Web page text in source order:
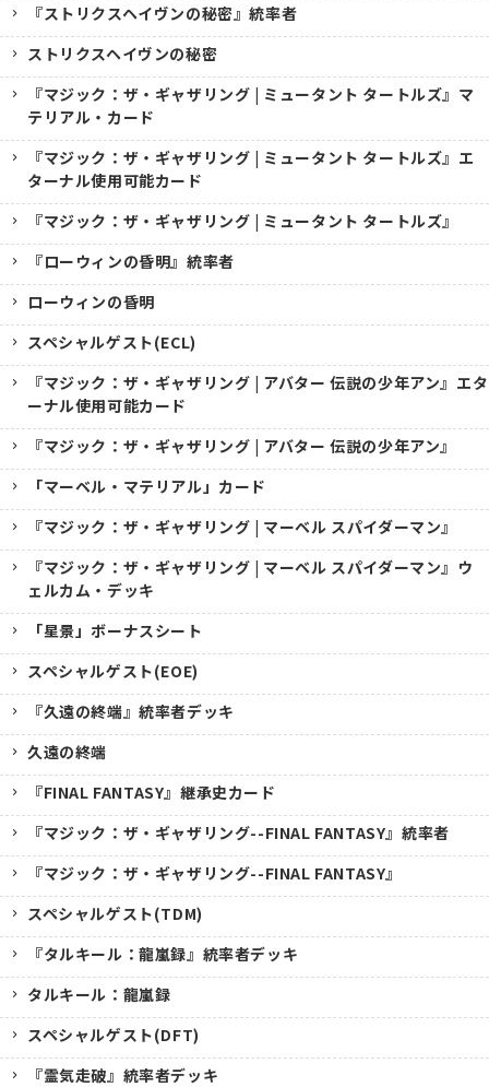
『ストリクスヘイヴンの秘密』統率者
ストリクスヘイヴンの秘密
『マジック：ザ・ギャザリング | ミュータント タートルズ』マ
テリアル・カード
『マジック：ザ・ギャザリング | ミュータント タートルズ』エ
ターナル使用可能カード
『マジック：ザ・ギャザリング | ミュータント タートルズ』
『ローウィンの昏明』統率者
ローウィンの昏明
スペシャルゲスト(ECL)
『マジック：ザ・ギャザリング | アバター 伝説の少年アン』エタ
ーナル使用可能カード
『マジック：ザ・ギャザリング | アバター 伝説の少年アン』
「マーベル・マテリアル」カード
『マジック：ザ・ギャザリング | マーベル スパイダーマン』
『マジック：ザ・ギャザリング | マーベル スパイダーマン』ウ
ェルカム・デッキ
「星景」ボーナスシート
スペシャルゲスト(EOE)
『久遠の終端』統率者デッキ
久遠の終端
『FINAL FANTASY』継承史カード
『マジック：ザ・ギャザリング--FINAL FANTASY』統率者
『マジック：ザ・ギャザリング--FINAL FANTASY』
スペシャルゲスト(TDM)
『タルキール：龍嵐録』統率者デッキ
タルキール：龍嵐録
スペシャルゲスト(DFT)
『霊気走破』統率者デッキ